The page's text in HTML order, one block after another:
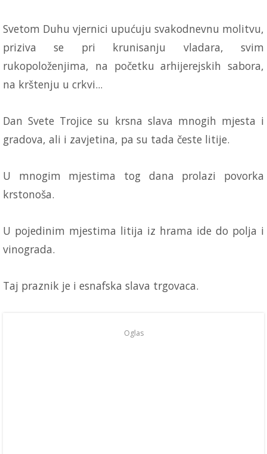
Svetom Duhu vjernici upućuju svakodnevnu molitvu,
priziva se pri krunisanju vladara, svim
rukopoloženjima, na početku arhijerejskih sabora,
na krštenju u crkvi...
Dan Svete Trojice su krsna slava mnogih mjesta i
gradova, ali i zavjetina, pa su tada česte litije.
U mnogim mjestima tog dana prolazi povorka
krstonoša.
U pojedinim mjestima litija iz hrama ide do polja i
vinograda.
Taj praznik je i esnafska slava trgovaca.
Oglas